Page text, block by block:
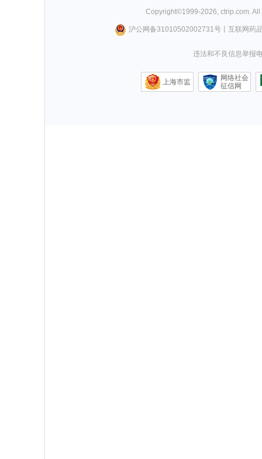
Copyright©1999-2026, ctrip.com.
沪公网备31010502002731号丨 互联网药
违法和不良信息举报
上海市监
网络社会
征信网